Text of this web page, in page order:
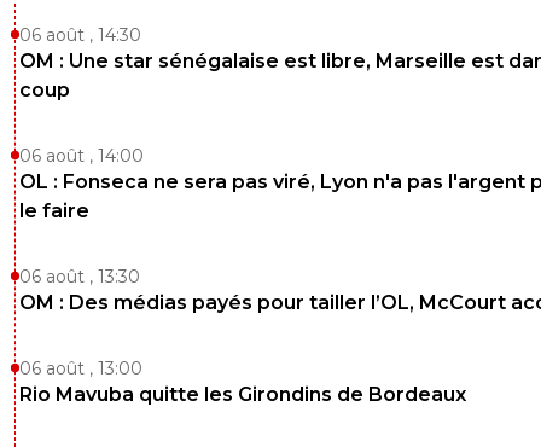
06 août , 14:30
OM : Une star sénégalaise est libre, Marseille est
coup
06 août , 14:00
OL : Fonseca ne sera pas viré, Lyon n'a pas l'argent
le faire
06 août , 13:30
OM : Des médias payés pour tailler l’OL, McCourt
06 août , 13:00
Rio Mavuba quitte les Girondins de Bordeaux